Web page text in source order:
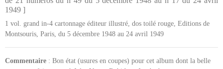
1949 ]
1 vol. grand in-4 cartonnage éditeur illustré, dos toilé rouge, Editions de
Montsouris, Paris, du 5 décembre 1948 au 24 avril 1949
Commentaire : Bon état (usures en coupes) pour cet album dont la belle